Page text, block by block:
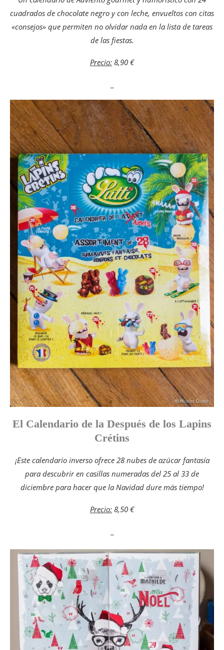
cuadrados de chocolate negro y con leche, envueltos con citas
«consejos» que permiten no olvidar nada en la lista de tareas
de las fiestas.
Precio: 8,90 €
El Calendario de la Después de los Lapins
Crétins
¡Este calendario inverso ofrece 28 nubes de azúcar fantasía
para descubrir en casillas numeradas del 25 al 33 de
diciembre para hacer que la Navidad dure más tiempo!
Precio: 8,50 €